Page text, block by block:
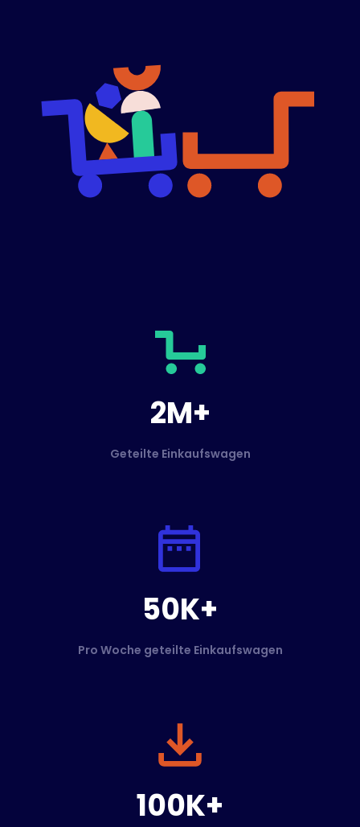
2M+
Geteilte Einkaufswagen
50K+
Pro Woche geteilte Einkaufswagen
100K+